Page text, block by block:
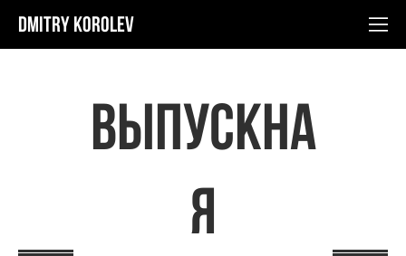
Dmitry Korolev
выпускна
я